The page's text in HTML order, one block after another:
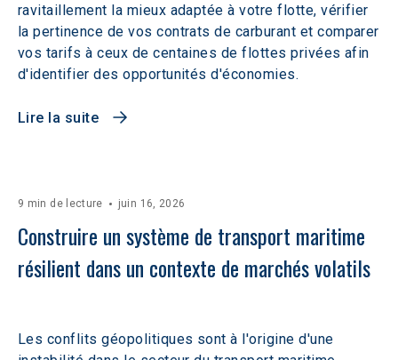
ravitaillement la mieux adaptée à votre flotte, vérifier
la pertinence de vos contrats de carburant et comparer
vos tarifs à ceux de centaines de flottes privées afin
d'identifier des opportunités d'économies.
Lire la suite
9 min de lecture juin 16, 2026
Construire un système de transport maritime
résilient dans un contexte de marchés volatils
Les conflits géopolitiques sont à l'origine d'une